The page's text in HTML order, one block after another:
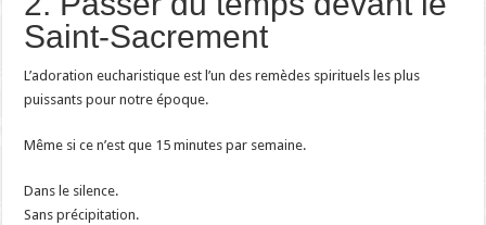
Saint-Sacrement
L’adoration eucharistique est l’un des remèdes spirituels les plus
puissants pour notre époque.
Même si ce n’est que 15 minutes par semaine.
Dans le silence.
Sans précipitation.